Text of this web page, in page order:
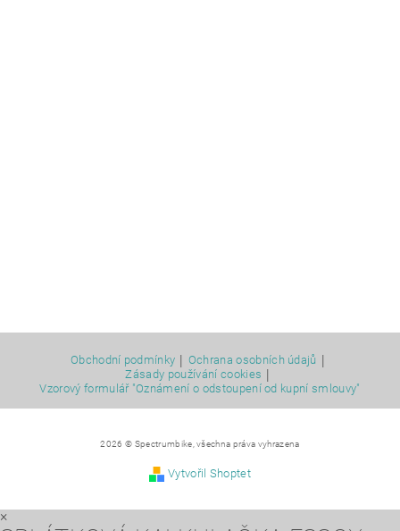
Obchodní podmínky | Ochrana osobních údajů |
Zásady používání cookies |
Vzorový formulář "Oznámení o odstoupení od kupní smlouvy"
2026 © Spectrumbike, všechna práva vyhrazena
Vytvořil Shoptet
×